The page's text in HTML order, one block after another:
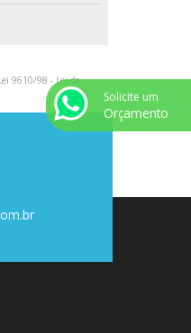
9610/98 - Lei de
Solicite um
Orçamento